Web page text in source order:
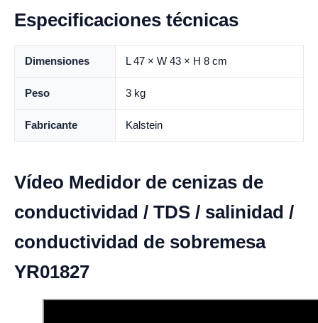
Especificaciones técnicas
Dimensiones L 47 × W 43 × H 8 cm
Peso 3 kg
Fabricante Kalstein
Vídeo Medidor de cenizas de
conductividad / TDS / salinidad /
conductividad de sobremesa
YR01827